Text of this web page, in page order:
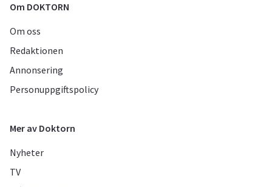
Om DOKTORN
Om oss
Redaktionen
Annonsering
Personuppgiftspolicy
Mer av Doktorn
Nyheter
TV